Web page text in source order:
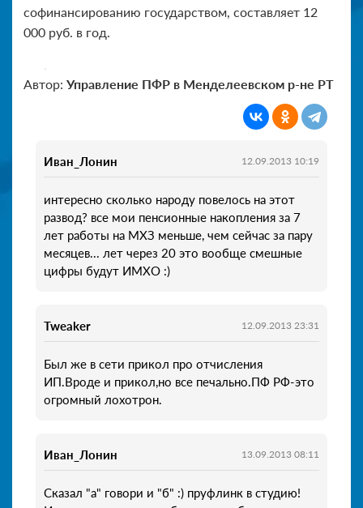
софинансированию государством, составляет 12
000 руб. в год.
Автор: Управление ПФР в Менделеевском р-не РТ
Иван_Лонин 12.09.2013 10:19
интересно сколько народу повелось на этот
развод? все мои пенсионные накопления за 7
лет работы на МХЗ меньше, чем сейчас за пару
месяцев... лет через 20 это вообще смешные
цифры будут ИМХО :)
Tweaker 12.09.2013 23:31
Был же в сети прикол про отчисления
ИП.Вроде и прикол,но все печально.ПФ РФ-это
огромный лохотрон.
Иван_Лонин 13.09.2013 08:11
Сказал "а" говори и "б" :) пруфлинк в студию!